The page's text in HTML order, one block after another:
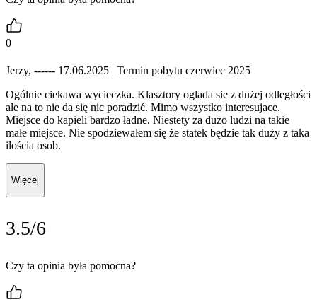
0
Jerzy, ------ 17.06.2025 | Termin pobytu czerwiec 2025
Ogólnie ciekawa wycieczka. Klasztory oglada sie z dużej odległości
ale na to nie da się nic poradzić. Mimo wszystko interesujace.
Miejsce do kapieli bardzo ładne. Niestety za dużo ludzi na takie
małe miejsce. Nie spodziewałem się że statek będzie tak duży z taka
ilościa osob.
Więcej
3.5/6
Czy ta opinia była pomocna?